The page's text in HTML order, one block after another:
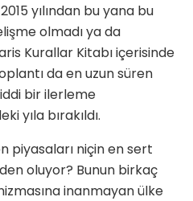
yılından bu yana bu
olmadı ya da
Kurallar Kitabı içerisinde
da en uzun süren
bir ilerleme
yıla bırakıldı.
piyasaları niçin en sert
oluyor? Bunun birkaç
inanmayan ülke